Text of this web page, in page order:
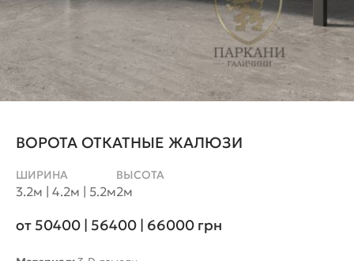
ВОРОТА ОТКАТНЫЕ ЖАЛЮЗИ
ШИРИНА
3.2м | 4.2м | 5.2м
ВЫСОТА
2м
от 50400 | 56400 | 66000 грн